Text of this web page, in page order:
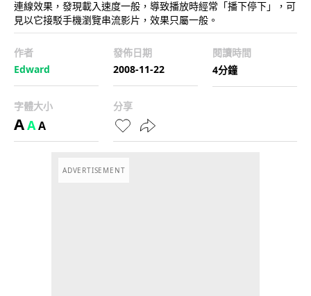
連線效果，發現載入速度一般，導致播放時經常「播下停下」，可
見以它接駁手機瀏覽串流影片，效果只屬一般。
作者
Edward
發佈日期
2008-11-22
閱讀時間
4分鐘
字體大小
AAA
分享
ADVERTISEMENT